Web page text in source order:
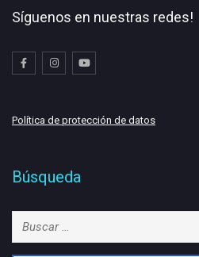
Síguenos en nuestras redes!
Política de protección de datos
Búsqueda
Buscar: